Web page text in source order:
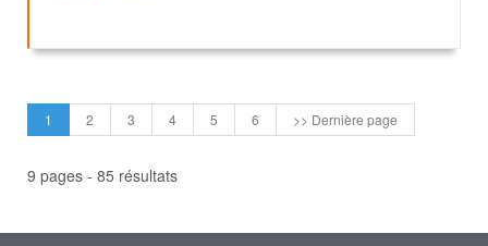
1 (Page
courante)
2 3 4 5 6 >> Dernière page
9 pages - 85 résultats